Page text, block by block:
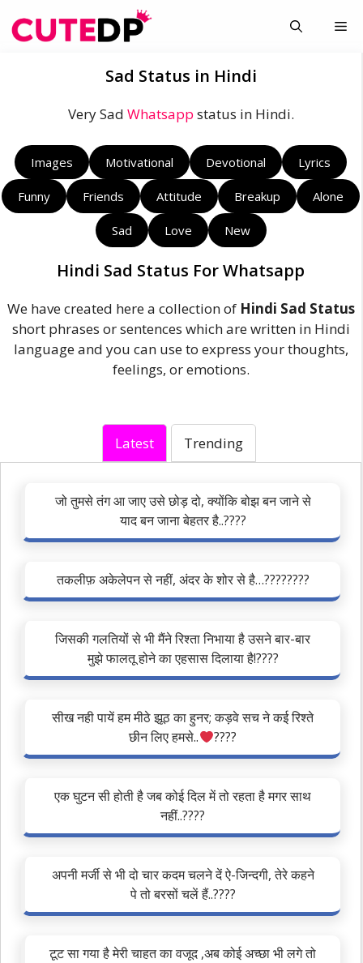
to
Sad Status in Hindi
Very Sad Whatsapp status in Hindi.
Images Motivational Devotional Lyrics
Funny Friends Attitude Breakup Alone
Sad Love New
Hindi Sad Status For Whatsapp
We have created here a collection of Hindi Sad Status
short phrases or sentences which are written in Hindi
language and you can use to express your thoughts,
feelings, or emotions.
Latest Trending
जो तुमसे तंग आ जाए उसे छोड़ दो, क्योंकि बोझ बन जाने से
याद बन जाना बेहतर है..????
तकलीफ़ अकेलेपन से नहीं, अंदर के शोर से है…????????
जिसकी गलतियों से भी मैंने रिश्ता निभाया है उसने बार-बार
मुझे फालतू होने का एहसास दिलाया है!????
सीख नही पायें हम मीठे झूठ का हुनर; कड़वे सच ने कई रिश्ते
छीन लिए हमसे..
‍????
एक घुटन सी होती है जब कोई दिल में तो रहता है मगर साथ
नहीं..????
अपनी मर्जी से भी दो चार कदम चलने दें ऐ-जिन्दगी, तेरे कहने
पे तो बरसों चलें हैं..????
टूट सा गया है मेरी चाहत का वजूद ,अब कोई अच्छा भी लगे तो